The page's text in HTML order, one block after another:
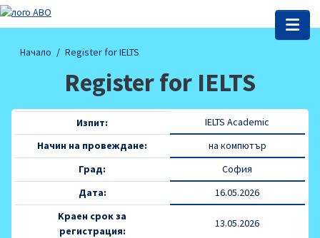
Начало Register for IELTS
Register for IELTS
Изпит:
IELTS Academic
Начин на провеждане:
на компютър
Град:
София
Дата:
16.05.2026
Kраен срок за
регистрация:
13.05.2026